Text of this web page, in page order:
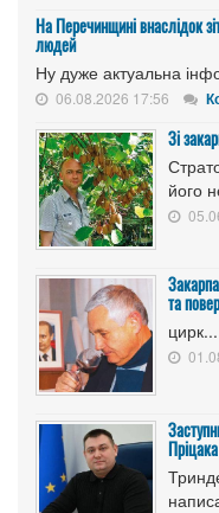
На Перечинщині внаслідок
людей
Ну дуже актуальна
06.08.2026 17:56
Зі
його
та
цирк...